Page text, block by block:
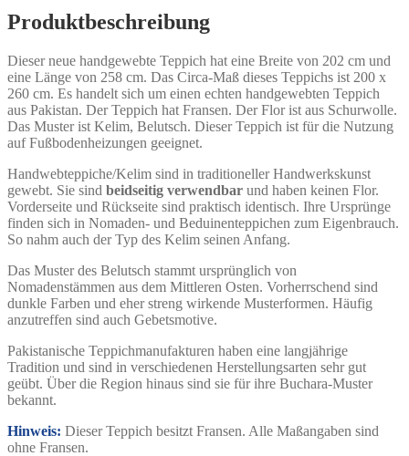
Produktbeschreibung
Dieser neue handgewebte Teppich hat eine Breite von 202 cm und
eine Länge von 258 cm. Das Circa-Maß dieses Teppichs ist 200 x
260 cm. Es handelt sich um einen echten handgewebten Teppich
aus Pakistan. Der Teppich hat Fransen. Der Flor ist aus Schurwolle.
Das Muster ist Kelim, Belutsch. Dieser Teppich ist für die Nutzung
auf Fußbodenheizungen geeignet.
Handwebteppiche/Kelim sind in traditioneller Handwerkskunst
gewebt. Sie sind beidseitig verwendbar und haben keinen Flor.
Vorderseite und Rückseite sind praktisch identisch. Ihre Ursprünge
finden sich in Nomaden- und Beduinenteppichen zum Eigenbrauch.
So nahm auch der Typ des Kelim seinen Anfang.
Das Muster des Belutsch stammt ursprünglich von
Nomadenstämmen aus dem Mittleren Osten. Vorherrschend sind
dunkle Farben und eher streng wirkende Musterformen. Häufig
anzutreffen sind auch Gebetsmotive.
Pakistanische Teppichmanufakturen haben eine langjährige
Tradition und sind in verschiedenen Herstellungsarten sehr gut
geübt. Über die Region hinaus sind sie für ihre Buchara-Muster
bekannt.
Hinweis: Dieser Teppich besitzt Fransen. Alle Maßangaben sind
ohne Fransen.